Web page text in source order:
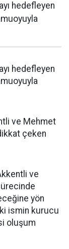
hedefleyen
hedefleyen
ve Mehmet
çeken
ve
yön
ismin kurucu
oluşum